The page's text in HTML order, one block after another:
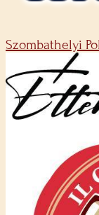
Szombathelyi